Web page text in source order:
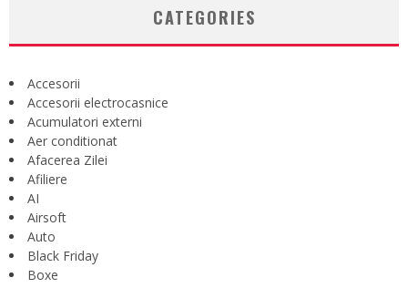
CATEGORIES
Accesorii
Accesorii electrocasnice
Acumulatori externi
Aer conditionat
Afacerea Zilei
Afiliere
AI
Airsoft
Auto
Black Friday
Boxe